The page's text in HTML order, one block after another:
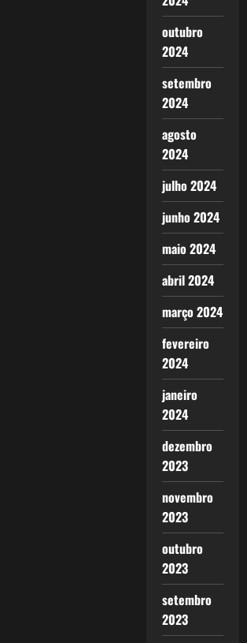
outubro
2024
setembro
2024
agosto
2024
julho 2024
junho 2024
maio 2024
abril 2024
março 2024
fevereiro
2024
janeiro
2024
dezembro
2023
novembro
2023
outubro
2023
setembro
2023